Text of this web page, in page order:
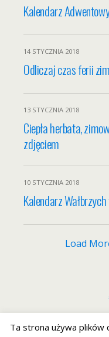
Kalendarz
14 STYCZNIA 2018
Odliczaj czas ferii
13 STYCZNIA 2018
Ciepła herbata,
zdjęciem
10 STYCZNIA 2018
Kalendarz
Load
Mobile
Ta strona używa plików